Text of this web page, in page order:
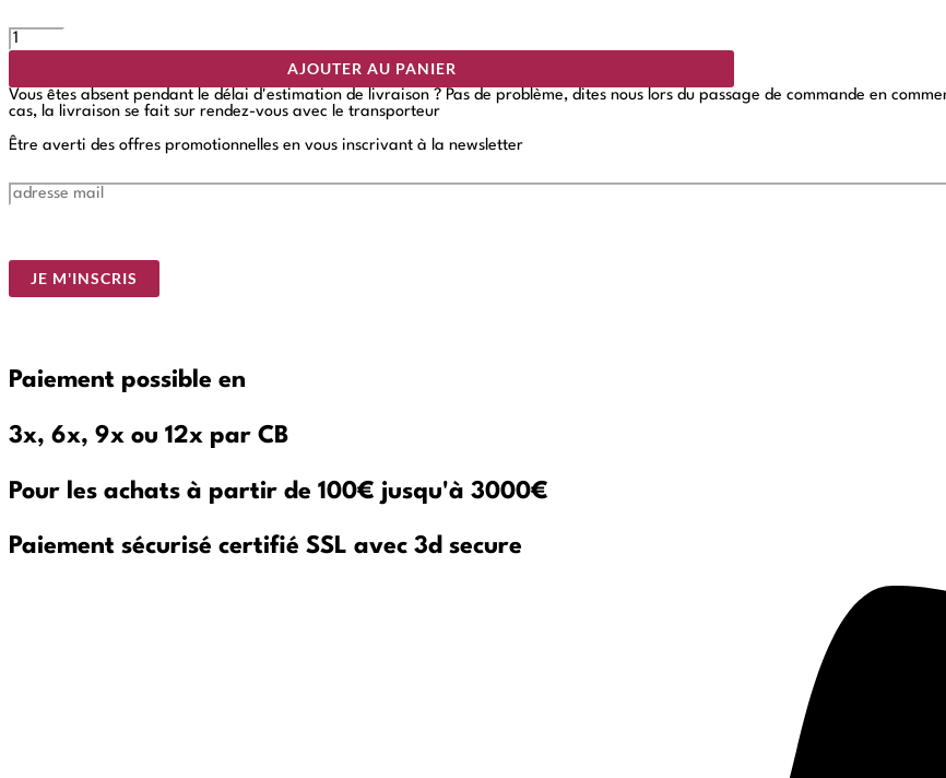
AJOUTER AU PANIER
Vous êtes absent pendant le délai d'estimation de livraison ? Pas de problème, dites nous lors du passage de commande en
cas, la livraison se fait sur rendez-vous avec le transporteur
Être averti des offres promotionnelles en vous inscrivant à la newsletter
E
m
JE M'INSCRIS
Paiement possible en
3x, 6x, 9x ou 12x par CB
Pour les achats à partir de 100€ jusqu'à 3000€
Paiement sécurisé certifié SSL avec 3d secure